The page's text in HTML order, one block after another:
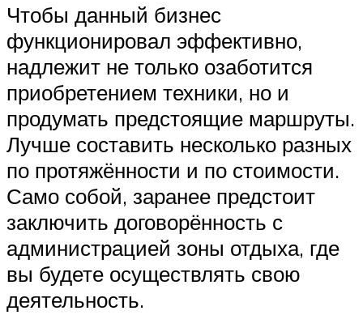
Чтобы данный бизнес
функционировал эффективно,
надлежит не только озаботится
приобретением техники, но и
продумать предстоящие маршруты.
Лучше составить несколько разных
по протяжённости и по стоимости.
Само собой, заранее предстоит
заключить договорённость с
администрацией зоны отдыха, где
вы будете осуществлять свою
деятельность.